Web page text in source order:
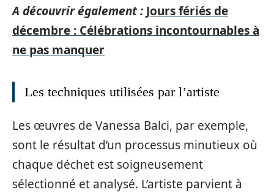
A découvrir également : Jours fériés de
décembre : Célébrations incontournables à
ne pas manquer
Les techniques utilisées par l’artiste
Les œuvres de Vanessa Balci, par exemple,
sont le résultat d’un processus minutieux où
chaque déchet est soigneusement
sélectionné et analysé. L’artiste parvient à